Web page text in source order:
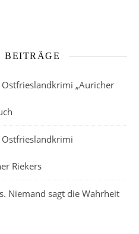
BEITRÄGE
„Auricher
Riekers
Niemand sagt die Wahrheit